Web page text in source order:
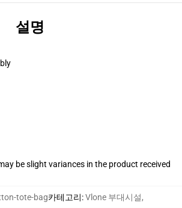
설명
be slight variances in the product received
tote-bag카테고리:Vlone 부대시설,